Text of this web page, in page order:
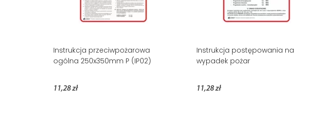
Instrukcja przeciwpożarowa
ogólna 250x350mm P (IP02)
11,28 zł
Instrukcja postępowania na
wypadek pożar
11,28 zł